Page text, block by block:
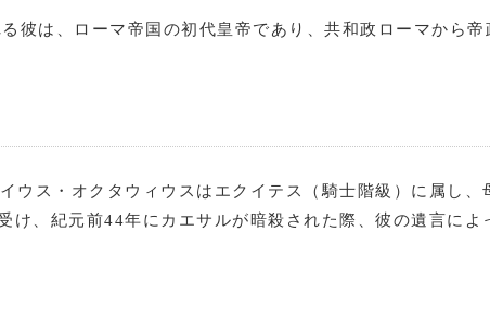
は、ローマ帝国の初代皇帝であり、共和政ローマから帝
ウス・オクタウィウスはエクイテス（騎士階級）に属し
、紀元前44年にカエサルが暗殺された際、彼の遺言によ